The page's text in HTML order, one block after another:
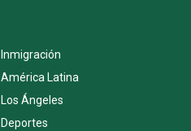
Inmigración
América Latina
Los Ángeles
Deportes